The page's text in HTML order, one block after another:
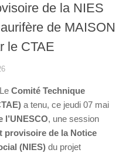
de la NIES
de MAISON
le CTAE
Comité Technique
a tenu, ce jeudi 07 mai
l’UNESCO, une session
provisoire de la Notice
(NIES) du projet